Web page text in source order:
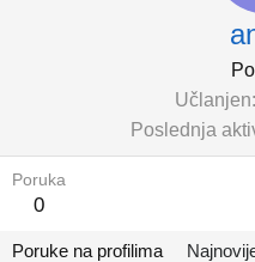
Učlanjen
Poslednja
Poruka
0
Poruke na profilima